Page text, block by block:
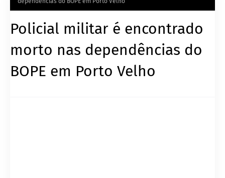
Policial militar é encontrado
morto nas dependências do
BOPE em Porto Velho